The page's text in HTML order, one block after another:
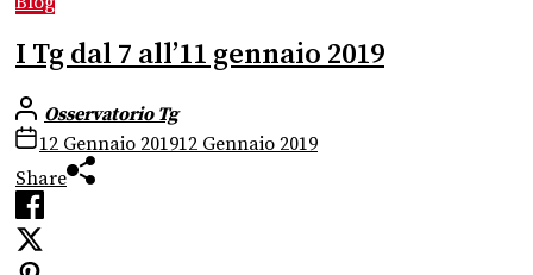
I Tg dal 7 all’11 gennaio 2019
Osservatorio Tg
12 Gennaio 201912 Gennaio 2019
Share